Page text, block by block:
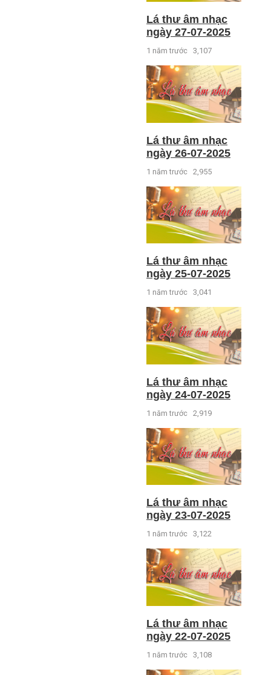
Lá thư âm nhạc
ngày 27-07-2025
1 năm trước 3,107
Lá thư âm nhạc
ngày 26-07-2025
1 năm trước 2,955
Lá thư âm nhạc
ngày 25-07-2025
1 năm trước 3,041
Lá thư âm nhạc
ngày 24-07-2025
1 năm trước 2,919
Lá thư âm nhạc
ngày 23-07-2025
1 năm trước 3,122
Lá thư âm nhạc
ngày 22-07-2025
1 năm trước 3,108